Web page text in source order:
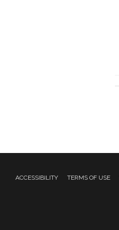
ACCESSIBILITY TERMS OF USE